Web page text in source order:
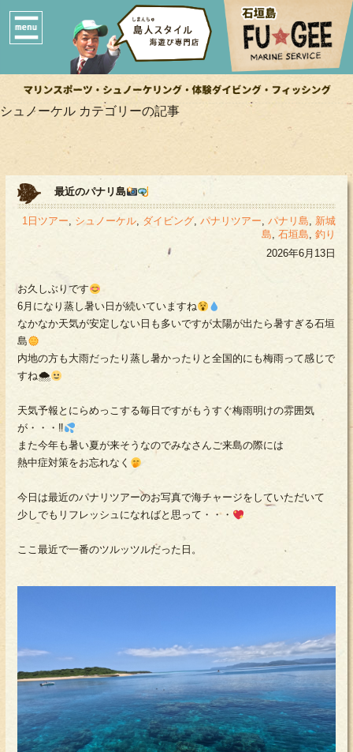
シュノーケル カテゴリーの記事
最近のパナリ島
1日ツアー, シュノーケル, ダイビング, パナリツアー, パナリ島, 新城
島, 石垣島, 釣り
2026年6月13日
お久しぶりです
6月になり蒸し暑い日が続いていますね
なかなか天気が安定しない日も多いですが太陽が出たら暑すぎる石垣
島
内地の方も大雨だったり蒸し暑かったりと全国的にも梅雨って感じで
すね🌨
天気予報とにらめっこする毎日ですがもうすぐ梅雨明けの雰囲気
が・・・‼
また今年も暑い夏が来そうなのでみなさんご来島の際には
熱中症対策をお忘れなく
今日は最近のパナリツアーのお写真で海チャージをしていただいて
少しでもリフレッシュになればと思って・・・
ここ最近で一番のツルッツルだった日。